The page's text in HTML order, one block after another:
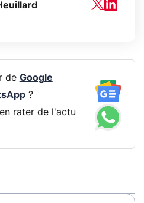
de Google
?
rater de l'actu